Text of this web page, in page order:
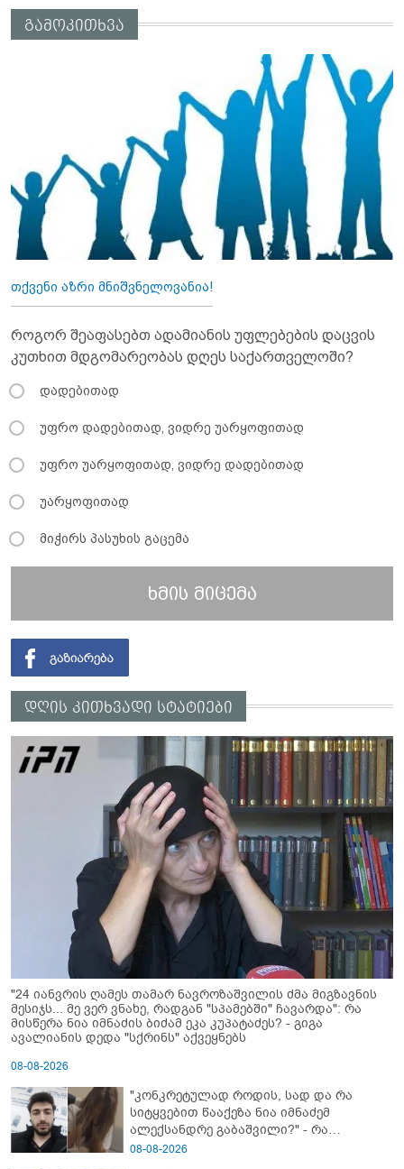
გამოკითხვა
თქვენი აზრი მნიშვნელოვანია!
როგორ შეაფასებთ ადამიანის უფლებების დაცვის
კუთხით მდგომარეობას დღეს საქართველოში?
დადებითად
უფრო დადებითად, ვიდრე უარყოფითად
უფრო უარყოფითად, ვიდრე დადებითად
უარყოფითად
მიჭირს პასუხის გაცემა
ხმის მიცემა
დღის კითხვადი სტატიები
"24 იანვრის ღამეს თამარ ნავროზაშვილის ძმა მიგზავნის
მესიჯს... მე ვერ ვნახე, რადგან "სპამებში" ჩავარდა": რა
მისწერა ნია იმნაძის ბიძამ ეკა კუპატაძეს? - გიგა
ავალიანის დედა "სქრინს" აქვეყნებს
08-08-2026
"კონკრეტულად როდის, სად და რა
სიტყვებით წააქეზა ნია იმნაძემ
ალექსანდრე გაბაშვილი?" - რა
მიმართვას ავრცელებს ნია იმნაძის
08-08-2026